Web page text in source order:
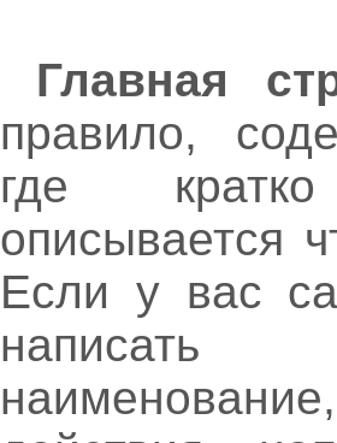
Главная
правило,
где
описывается
Если у вас